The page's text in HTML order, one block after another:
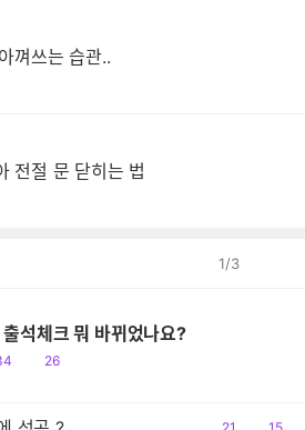
껴쓰는 습관..
전절 문 닫히는 법
1/3
석체크 뭐 바뀌었나요?
댓
26